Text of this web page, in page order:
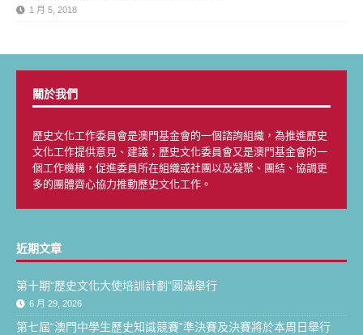
1 月 5, 2018
關於我們
歷史文化工作委員會是澳門基金會的一個諮詢組織，為推進歷史
文化工作提供意見、建議；歷史文化委員會又是澳門基金會的一
個工作機構，促進委員所在組織或社團以及凝聚、團結、協調更
多的團體齊心協力推動歷史文化工作。
近期文章
第十期“歷史文化大使培訓計劃”圓滿舉行
6 月 29, 2026
第七屆“澳門中學生歷史知識競賽”準決賽及決賽將於本周日舉行